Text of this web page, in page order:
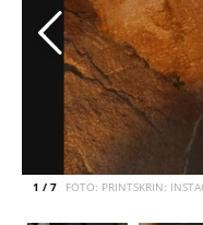
1 / 7 FOTO: PRINTSKRIN: